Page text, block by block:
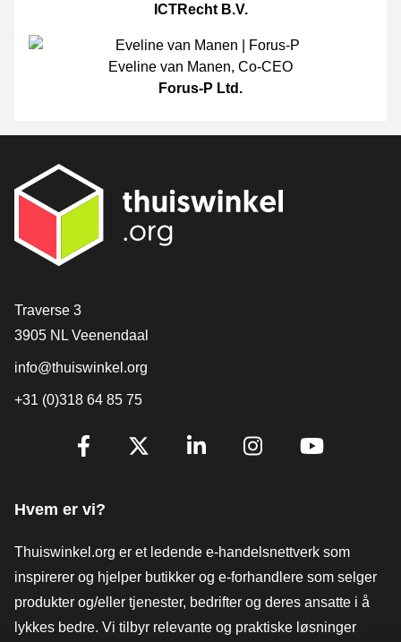
ICTRecht B.V.
Eveline van Manen, Co-CEO
Forus-P Ltd.
[_General:Contact]
Traverse 3
3905 NL Veenendaal
info@thuiswinkel.org
+31 (0)318 64 85 75
[_General:SocialMediaTitle]
Hvem er vi?
Thuiswinkel.org er et ledende e-handelsnettverk som
inspirerer og hjelper butikker og e-forhandlere som selger
produkter og/eller tjenester, bedrifter og deres ansatte i å
lykkes bedre. Vi tilbyr relevante og praktiske løsninger